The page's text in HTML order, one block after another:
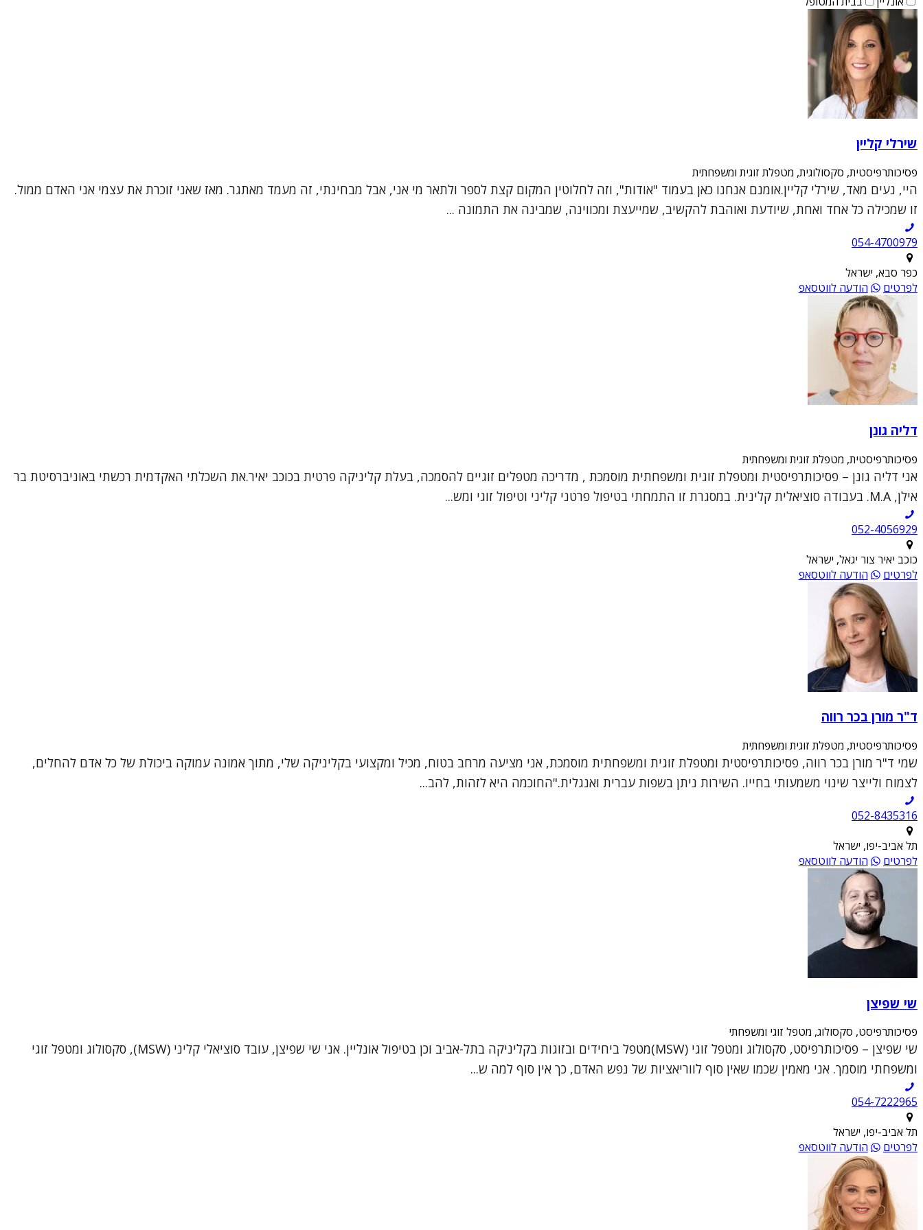
שירלי קליין
פסיכותרפיסטית, סקסולוגית, מטפלת זוגית ומשפחתית
היי, נעים מאד, שירלי קליין.אומנם אנחנו כאן בעמוד "אודות", וזה לחלוטין המקום קצת לספר ולתאר מי אני, אבל מבחינתי, זה מעמד מאתגר. מאז שאני זוכרת את עצמי אני האדם ממול.
זו שמכילה כל אחד ואחת, שיודעת ואוהבת להקשיב, שמייעצת ומכווינה, שמבינה את התמונה ...
054-4700979
כפר סבא, ישראל
לפרטים
הודעה לווטסאפ
דליה גונן
פסיכותרפיסטית, מטפלת זוגית ומשפחתית
אני דליה גונן – פסיכותרפיסטית ומטפלת זוגית ומשפחתית מוסמכת , מדריכה מטפלים זוגיים להסמכה, בעלת קליניקה פרטית בכוכב יאיר.את השכלתי האקדמית רכשתי באוניברסיטת בר
אילן, M.A. בעבודה סוציאלית קלינית. במסגרת זו התמחתי בטיפול פרטני קליני וטיפול זוגי ומש...
052-4056929
כוכב יאיר צור יגאל, ישראל
לפרטים
הודעה לווטסאפ
ד"ר מורן בכר רווה
פסיכותרפיסטית, מטפלת זוגית ומשפחתית
שמי ד"ר מורן בכר רווה, פסיכותרפיסטית ומטפלת זוגית ומשפחתית מוסמכת, אני מציעה מרחב בטוח, מכיל ומקצועי בקליניקה שלי, מתוך אמונה עמוקה ביכולת של כל אדם להחלים,
לצמוח ולייצר שינוי משמעותי בחייו. השירות ניתן בשפות עברית ואנגלית."החוכמה היא לזהות, להב...
052-8435316
תל אביב-יפו, ישראל
לפרטים
הודעה לווטסאפ
שי שפיצן
פסיכותרפיסט, סקסולוג, מטפל זוגי ומשפחתי
שי שפיצן – פסיכותרפיסט, סקסולוג ומטפל זוגי (MSW)מטפל ביחידים ובזוגות בקליניקה בתל-אביב וכן בטיפול אונליין. אני שי שפיצן, עובד סוציאלי קליני (MSW), סקסולוג ומטפל זוגי
ומשפחתי מוסמך. אני מאמין שכמו שאין סוף לווריאציות של נפש האדם, כך אין סוף למה ש...
054-7222965
תל אביב-יפו, ישראל
לפרטים
הודעה לווטסאפ